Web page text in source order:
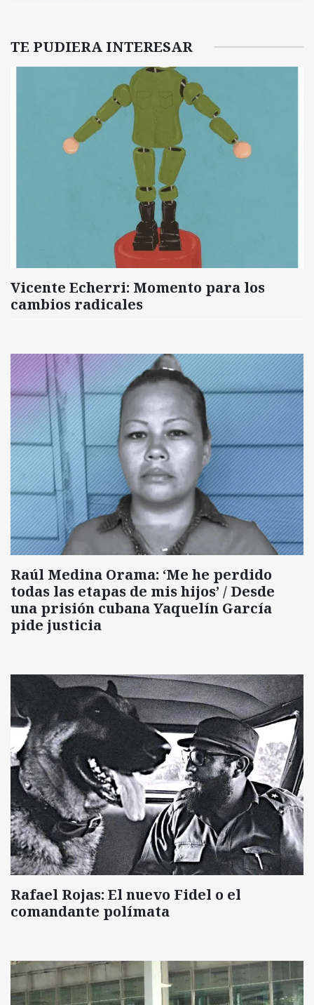
TE PUDIERA INTERESAR
Vicente Echerri: Momento para los
cambios radicales
Raúl Medina Orama: ‘Me he perdido
todas las etapas de mis hijos’ / Desde
una prisión cubana Yaquelín García
pide justicia
Rafael Rojas: El nuevo Fidel o el
comandante polímata